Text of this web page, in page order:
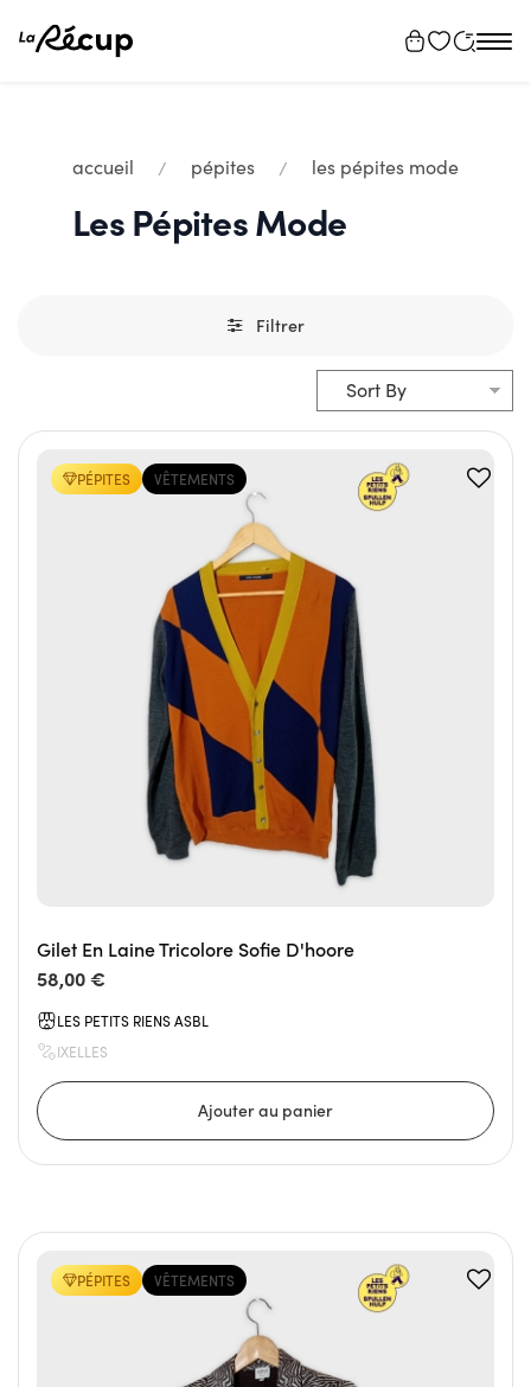
accueil pépites les pépites mode
Les Pépites Mode
Filtrer
VÊTEMENTS
PÉPITES
Gilet En Laine Tricolore Sofie D'hoore
58,00 €
LES PETITS RIENS ASBL
IXELLES
VÊTEMENTS
PÉPITES